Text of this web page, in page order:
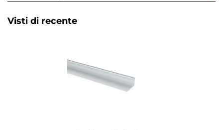
Visti di recente